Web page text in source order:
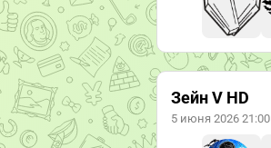
Зейн V HD
5 июня 2026 21:00